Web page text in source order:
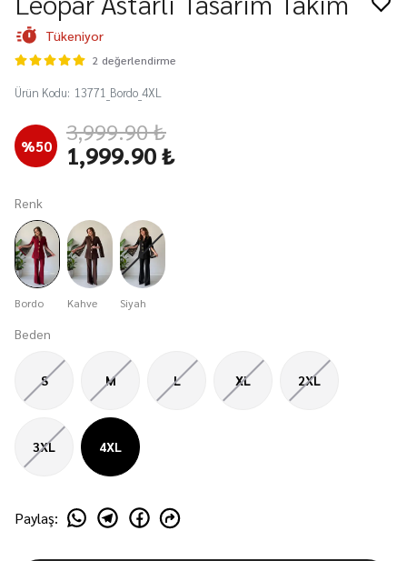
Tükeniyor
2 değerlendirme
Ürün Kodu: 13771_Bordo_4XL
%50 3,999.90 ₺
1,999.90 ₺
Renk
Bordo Kahve Siyah
Beden
S M L XL 2XL
3XL 4XL
Paylaş: